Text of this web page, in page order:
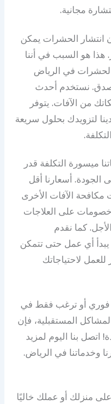
مجانية.
انتشار الحشرات يمكن
هذا هو السبب في أننا
في الرياض
نستخدم أحدث
من الآفات. يتوفر
لتزويدك بحلول سريعة
ميسورة التكلفة قدر
الجودة. أسعارنا أقل
الآفات الأخرى
على العلاجات
كما نقدم
أي عمل حتى تتمكن
لاحتياجاتك
فوري أو ترغب فقط في
المستقبلية، فإن
اتصل بنا اليوم لمزيد
وخدماتنا في الرياض.
منزلك أو عملك خاليًا